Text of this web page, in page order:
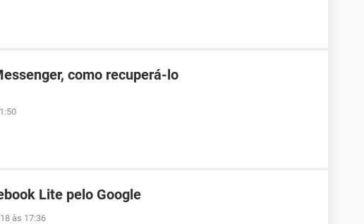
como recuperá-lo
Lite pelo Google
às 17:36